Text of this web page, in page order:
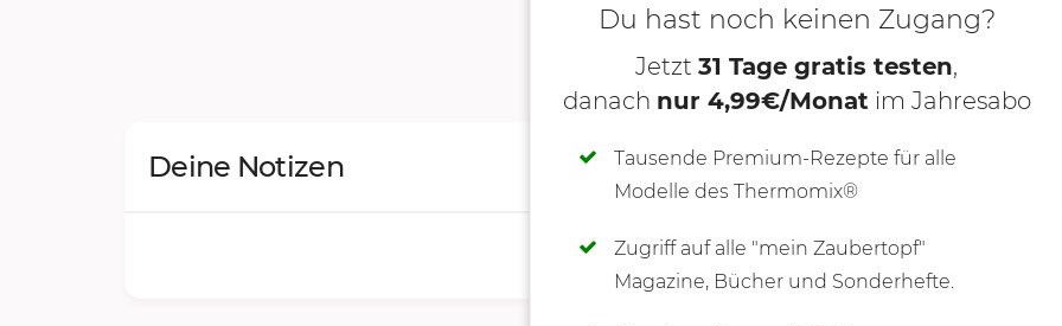
Deine Notizen
SCHREIBE NEUE NOTIZ
Du hast noch keinen Zugang?
Jetzt 31 Tage gratis testen,
danach nur 4,99€/Monat im Jahresabo
Tausende Premium-Rezepte für alle
Modelle des Thermomix®
Zugriff auf alle "mein Zaubertopf"
Magazine, Bücher und Sonderhefte.